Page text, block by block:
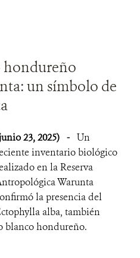
hondureño
un símbolo de
23, 2025) - Un
inventario biológico
en la Reserva
Warunta
la presencia del
alba, también
blanco hondureño.